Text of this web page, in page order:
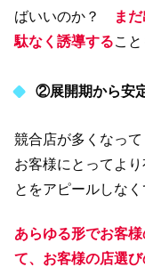
ばいいのか？
ま
駄なく誘導すること
②展開期から安
競合店が多くなっ
お客様にとってよ
とをアピールしなく
あらゆる形でお客
て、お客様の店選び